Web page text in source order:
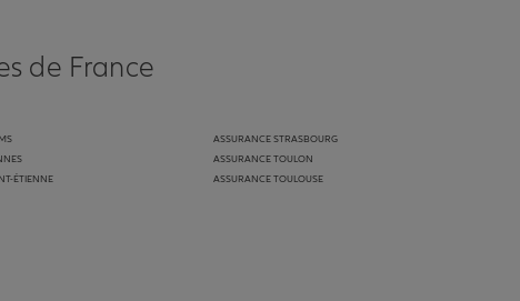
de France
ÉTIENNE
ASSURANCE STRASBOURG
ASSURANCE TOULON
ASSURANCE TOULOUSE